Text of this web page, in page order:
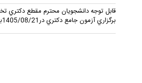
قابل توجه دانشجويان محترم مقطع دکتري
برگزاري آزمون جامع دکتري در1405/08/21به شرح زير مي باشد: 1- آزمون جامع دکتري براي رشته هاي مهند ...